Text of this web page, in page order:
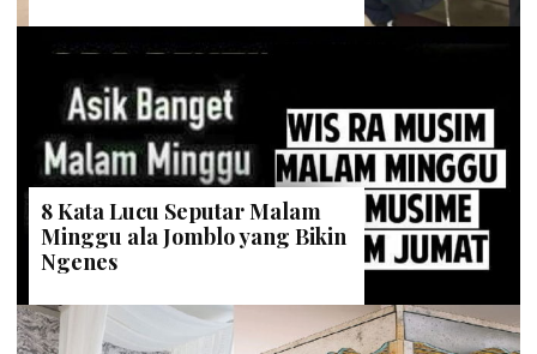
8 Kata Lucu Seputar Malam
Minggu ala Jomblo yang Bikin
Ngenes